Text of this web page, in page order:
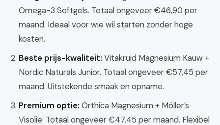
Omega-3 Softgels. Totaal ongeveer €46,90 per
maand. Ideaal voor wie wil starten zonder hoge
kosten.
Beste prijs-kwaliteit: Vitakruid Magnesium Kauw +
Nordic Naturals Junior. Totaal ongeveer €57,45 per
maand. Uitstekende smaak en opname.
Premium optie: Orthica Magnesium + Möller’s
Visolie. Totaal ongeveer €47,45 per maand. Flexibel